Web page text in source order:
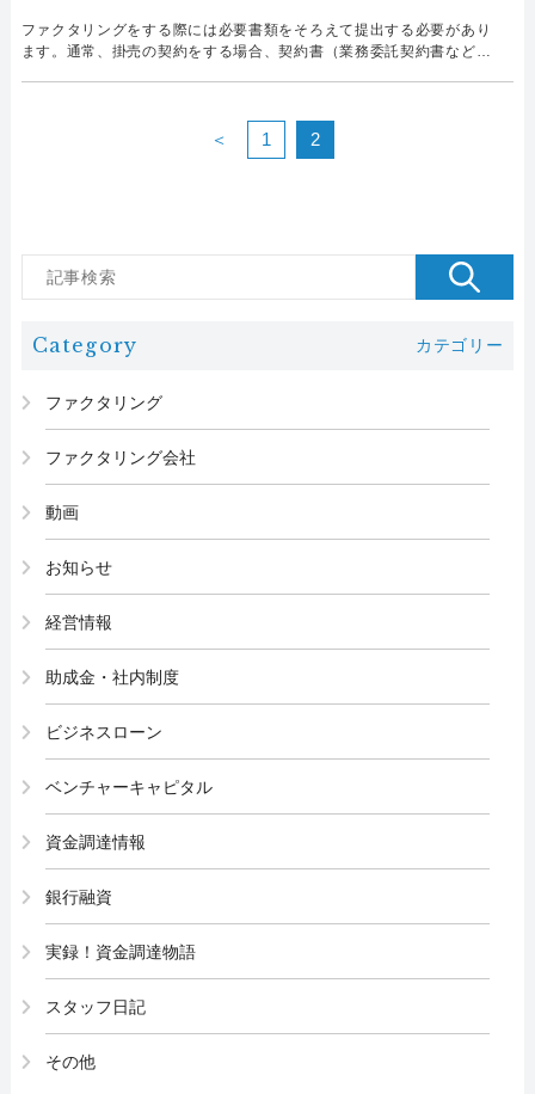
ファクタリングをする際には必要書類をそろえて提出する必要があり
ます。通常、掛売の契約をする場合、契約書（業務委託契約書など）
と、契約書がない場合もファクタリングできますのでご安心くださ...
＜ 1 2
Category カテゴリー
ファクタリング
ファクタリング会社
動画
お知らせ
経営情報
助成金・社内制度
ビジネスローン
ベンチャーキャピタル
資金調達情報
銀行融資
実録！資金調達物語
スタッフ日記
その他